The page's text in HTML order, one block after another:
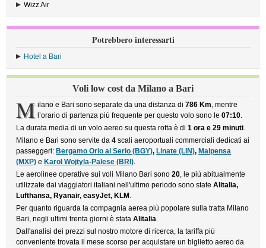
Wizz Air
Potrebbero interessarti
Hotel a Bari
Voli low cost da Milano a Bari
M ilano e Bari sono separate da una distanza di 786 Km, mentre
l’orario di partenza più frequente per questo volo sono le 07:10.
La durata media di un volo aereo su questa rotta è di1 ora e 29 minuti.
Milano e Bari sono servite da4 scali aeroportuali commerciali dedicati ai
passeggeri: Bergamo Orio al Serio (BGY), Linate (LIN), Malpensa
(MXP) e Karol Wojtyla-Palese (BRI).
Le aerolinee operative sui voli Milano Bari sono20, le più abitualmente
utilizzate dai viaggiatori italiani nell'ultimo periodo sono stateAlitalia,
Lufthansa, Ryanair, easyJet, KLM .
Per quanto riguarda la compagnia aerea più popolare sulla tratta Milano
Bari, negli ultimi trenta giorni è stataAlitalia.
Dall'analisi dei prezzi sul nostro motore di ricerca, la tariffa più
conveniente trovata il mese scorso per acquistare un biglietto aereo da